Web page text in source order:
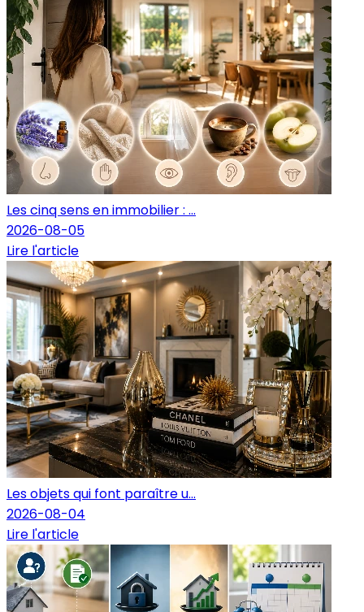
Les cinq sens en immobilier : ...
2026-08-05
Lire l'article
Les objets qui font paraître u...
2026-08-04
Lire l'article